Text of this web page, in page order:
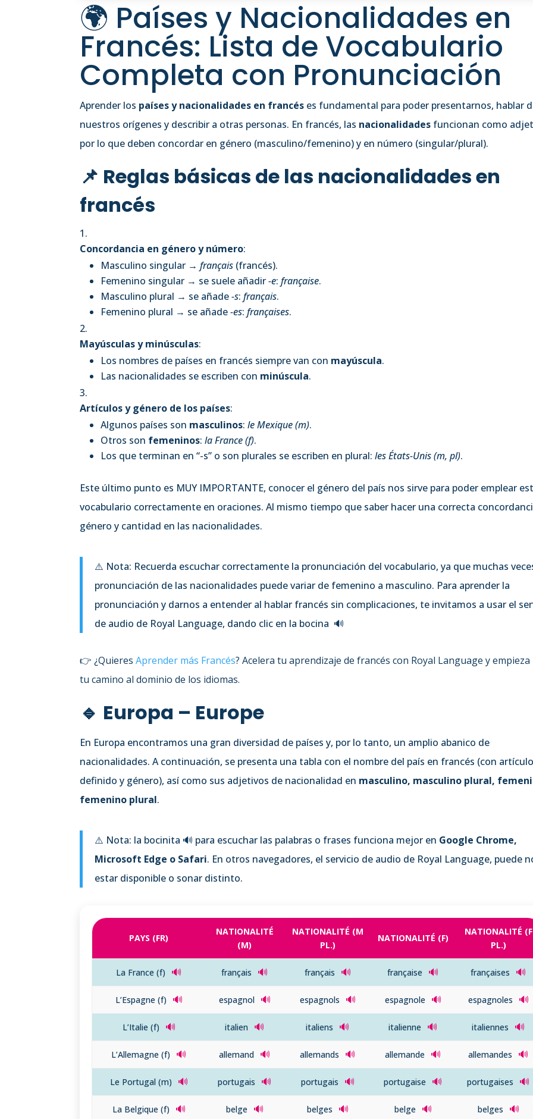
🌍 Países y Nacionalidades en
Francés: Lista de Vocabulario
Completa con Pronunciación
Aprender los países y nacionalidades en francés es fundamental para poder presentarnos, hablar
nuestros orígenes y describir a otras personas. En francés, las nacionalidades funcionan como
por lo que deben concordar en género (masculino/femenino) y en número (singular/plural).
📌 Reglas básicas de las nacionalidades en
francés
Concordancia en género y número:
Masculino singular →français (francés).
Femenino singular → se suele añadir-e:française.
Masculino plural → se añade-s:français.
Femenino plural → se añade-es:françaises.
Mayúsculas y minúsculas:
Los nombres de países en francés siempre van con mayúscula.
Las nacionalidades se escriben con minúscula.
Artículos y género de los países:
Algunos países son masculinos:le Mexique (m).
Otros son femeninos:la France (f).
Los que terminan en “-s” o son plurales se escriben en plural:les États-Unis (m, pl).
Este último punto es MUY IMPORTANTE, conocer el género del país nos sirve para poder emplear
vocabulario correctamente en oraciones. Al mismo tiempo que saber hacer una correcta
género y cantidad en las nacionalidades.
⚠️ Nota: Recuerda escuchar correctamente la pronunciación del vocabulario, ya que muchas
pronunciación de las nacionalidades puede variar de femenino a masculino. Para aprender la
pronunciación y darnos a entender al hablar francés sin complicaciones, te invitamos a usar el
de audio de Royal Language, dando clic en la bocina 🔊
👉 ¿QuieresAprender más Francés? Acelera tu aprendizaje de francés con Royal Language y
tu camino al dominio de los idiomas.
🔹 Europa – Europe
En Europa encontramos una gran diversidad de países y, por lo tanto, un amplio abanico de
nacionalidades. A continuación, se presenta una tabla con el nombre del país en francés (con
definido y género), así como sus adjetivos de nacionalidad en masculino, masculino plural,
femenino plural.
⚠️ Nota: la bocinita 🔊 para escuchar las palabras o frases funciona mejor en Google Chrome,
Microsoft Edge o Safari. En otros navegadores, el servicio de audio de Royal Language, puede
estar disponible o sonar distinto.
PAYS (FR)
NATIONALITÉ
(M)
NATIONALITÉ (M
PL.)
NATIONALITÉ (F)
NATIONALITÉ (F
PL.)
La France (f) 🔊 français 🔊 français 🔊 française 🔊 françaises 🔊
L’Espagne (f) 🔊 espagnol 🔊 espagnols 🔊 espagnole 🔊 espagnoles 🔊
L’Italie (f) 🔊 italien 🔊 italiens 🔊 italienne 🔊 italiennes 🔊
L’Allemagne (f) 🔊 allemand 🔊 allemands 🔊 allemande 🔊 allemandes 🔊
Le Portugal (m) 🔊 portugais 🔊 portugais 🔊 portugaise 🔊 portugaises 🔊
La Belgique (f) 🔊 belge 🔊 belges 🔊 belge 🔊 belges 🔊